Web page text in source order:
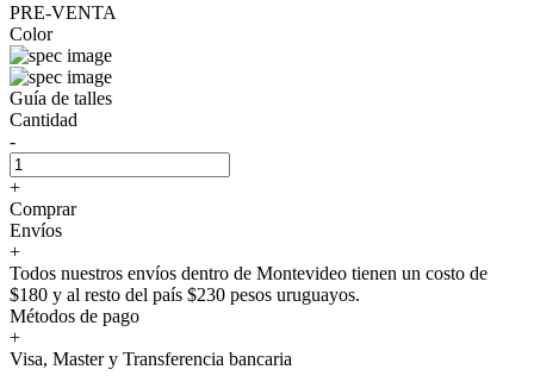
PRE-VENTA
Color
Guía de talles
Cantidad
-
+
Comprar
Envíos
+
Todos nuestros envíos dentro de Montevideo tienen un costo de
$180 y al resto del país $230 pesos uruguayos.
Métodos de pago
+
Visa, Master y Transferencia bancaria